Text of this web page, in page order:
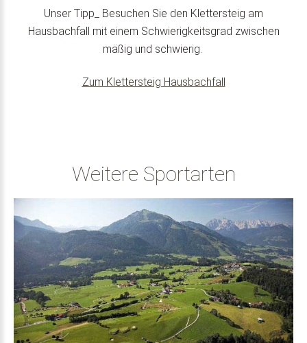
Unser Tipp_ Besuchen Sie den Klettersteig am
Hausbachfall mit einem Schwierigkeitsgrad zwischen
mäßig und schwierig.
Zum Klettersteig Hausbachfall
Weitere Sportarten